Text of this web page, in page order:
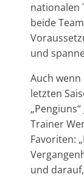
nationalen
beide
und
Auch
letzten
Trainer
Favoriten:
und